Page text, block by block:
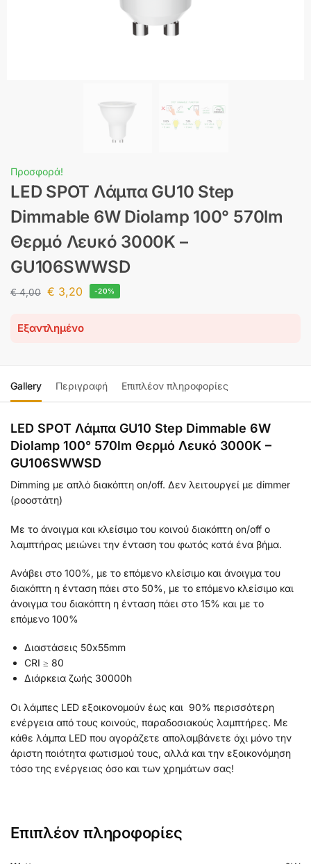
Προσφορά!
LED SPOT Λάμπα GU10 Step
Dimmable 6W Diolamp 100° 570lm
Θερμό Λευκό 3000K –
GU106SWWSD
€4,00 € 3,20 -20%
Εξαντλημένο
Gallery Περιγραφή Επιπλέον πληροφορίες
LED SPOT Λάμπα GU10 Step Dimmable 6W
Diolamp 100° 570lm Θερμό Λευκό 3000K –
GU106SWWSD
Dimming με απλό διακόπτη on/off. Δεν λειτουργεί με dimmer
(ροοστάτη)
Με το άνοιγμα και κλείσιμο του κοινού διακόπτη on/off ο
λαμπτήρας μειώνει την ένταση του φωτός κατά ένα βήμα.
Ανάβει στο 100%, με το επόμενο κλείσιμο και άνοιγμα του
διακόπτη η ένταση πάει στο 50%, με το επόμενο κλείσιμο και
άνοιγμα του διακόπτη η ένταση πάει στο 15% και με το
επόμενο 100%
Διαστάσεις 50x55mm
CRI ≥ 80
Διάρκεια ζωής 30000h
Οι λάμπες LED εξοικονομούν έως και 90% περισσότερη
ενέργεια από τους κοινούς, παραδοσιακούς λαμπτήρες. Με
κάθε λάμπα LED που αγοράζετε απολαμβάνετε όχι μόνο την
άριστη ποιότητα φωτισμού τους, αλλά και την εξοικονόμηση
τόσο της ενέργειας όσο και των χρημάτων σας!
Επιπλέον πληροφορίες